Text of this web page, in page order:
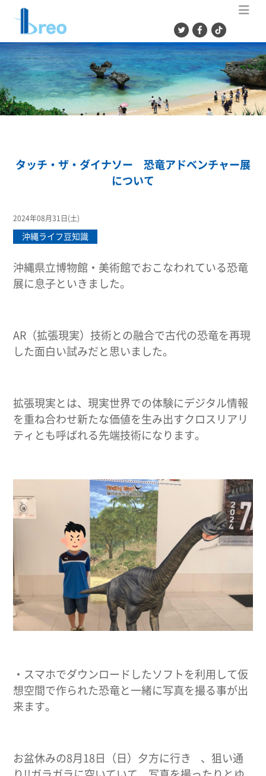
タッチ・ザ・ダイナソー 恐竜アドベンチャー展
について
2024年08月31日(土)
沖縄ライフ豆知識
沖縄県立博物館・美術館でおこなわれている恐竜
展に息子といきました。
AR（拡張現実）技術との融合で古代の恐竜を再現
した面白い試みだと思いました。
拡張現実とは、現実世界での体験にデジタル情報
を重ね合わせ新たな価値を生み出すクロスリアリ
ティとも呼ばれる先端技術になります。
・スマホでダウンロードしたソフトを利用して仮
想空間で作られた恐竜と一緒に写真を撮る事が出
来ます。
お盆休みの8月18日（日）夕方に行き 、狙い通